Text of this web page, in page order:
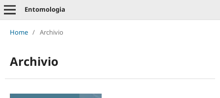
Entomologia
Home / Archivio
Archivio